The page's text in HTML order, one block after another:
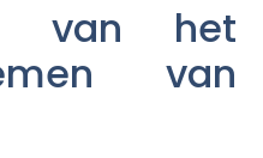
van het
van